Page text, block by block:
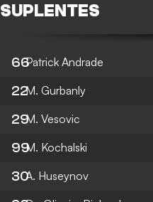
SUPLENTES
66Patrick Andrade
22M. Gurbanly
29M. Vesovic
99M. Kochalski
30A. Huseynov